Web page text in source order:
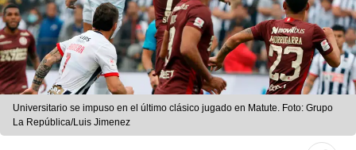
Universitario se impuso en el último clásico jugado en Matute. Foto: Grupo
La República/Luis Jimenez